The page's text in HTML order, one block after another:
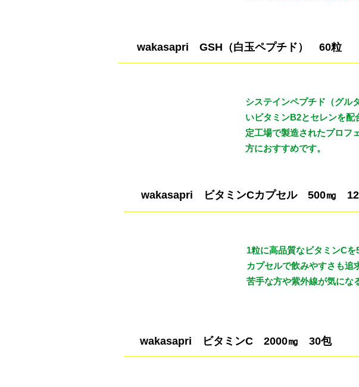
wakasapri GSH（白玉ペプチド） 60粒
システインペプチド（グル
いビタミンB2とセレンを
定工場で製造されたプロフ
方におすすめです。
wakasapri ビタミンCカプセル 500㎎
1粒に高品質なビタミンC
カプセルで飲みやすさも追
苦手な方や紫外線が気にな
wakasapri ビタミンC 2000㎎ 30包